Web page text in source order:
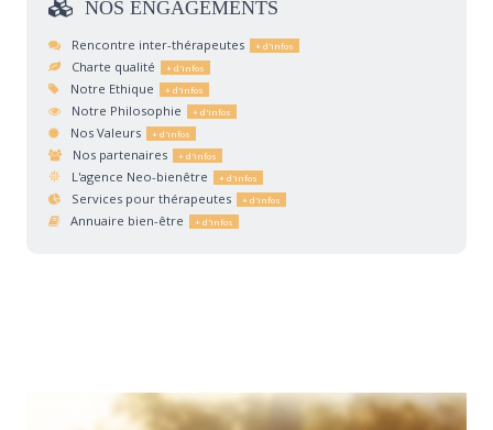
NOS ENGAGEMENTS
Rencontre inter-thérapeutes
Charte qualité
Notre Ethique
Notre Philosophie
Nos Valeurs
Nos partenaires
L'agence Neo-bienêtre
Services pour thérapeutes
Annuaire bien-être